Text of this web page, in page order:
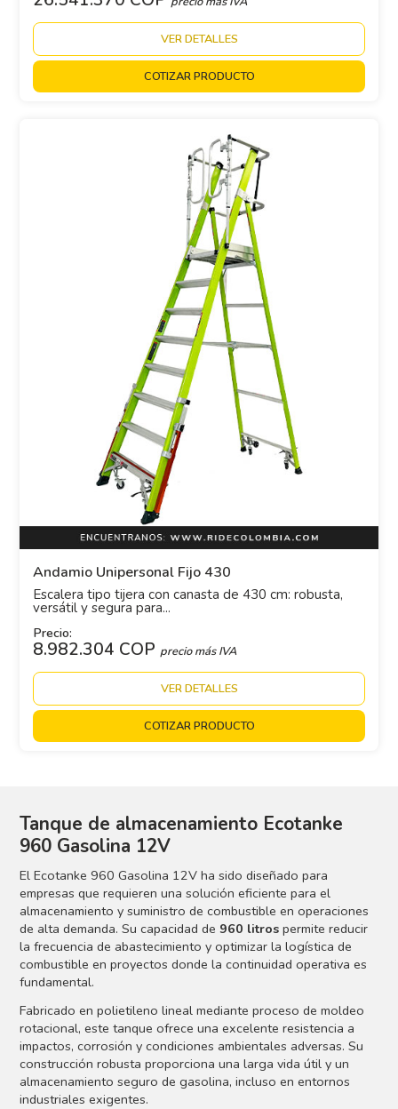
VER DETALLES
COTIZAR PRODUCTO
Andamio Unipersonal Fijo 430
Escalera tipo tijera con canasta de 430 cm: robusta,
versátil y segura para...
Precio:
8.982.304 COPprecio más IVA
VER DETALLES
COTIZAR PRODUCTO
Tanque de almacenamiento Ecotanke
960 Gasolina 12V
El Ecotanke 960 Gasolina 12V ha sido diseñado para
empresas que requieren una solución eficiente para el
almacenamiento y suministro de combustible en operaciones
de alta demanda. Su capacidad de960 litros permite reducir
la frecuencia de abastecimiento y optimizar la logística de
combustible en proyectos donde la continuidad operativa es
fundamental.
Fabricado en polietileno lineal mediante proceso de moldeo
rotacional, este tanque ofrece una excelente resistencia a
impactos, corrosión y condiciones ambientales adversas. Su
construcción robusta proporciona una larga vida útil y un
almacenamiento seguro de gasolina, incluso en entornos
industriales exigentes.